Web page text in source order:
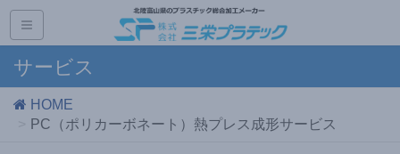
サービス
HOME
PC（ポリカーボネート）熱プレス成形サービス